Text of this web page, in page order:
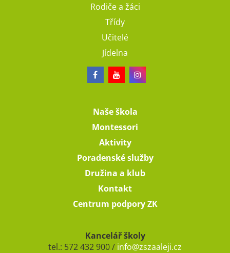
Rodiče a žáci
Třídy
Učitelé
Jídelna
Naše škola
Montessori
Aktivity
Poradenské služby
Družina a klub
Kontakt
Centrum podpory ZK
Kancelář školy
tel.: 572 432 900 / info@zszaaleji.cz